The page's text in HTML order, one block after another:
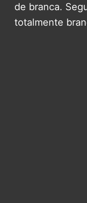
de branca.
totalmente